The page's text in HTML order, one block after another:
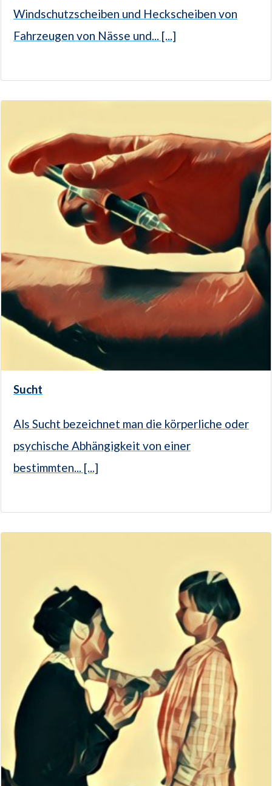
Windschutzscheiben und Heckscheiben von
Fahrzeugen von Nässe und... [...]
Sucht
Als Sucht bezeichnet man die körperliche oder
psychische Abhängigkeit von einer
bestimmten... [...]